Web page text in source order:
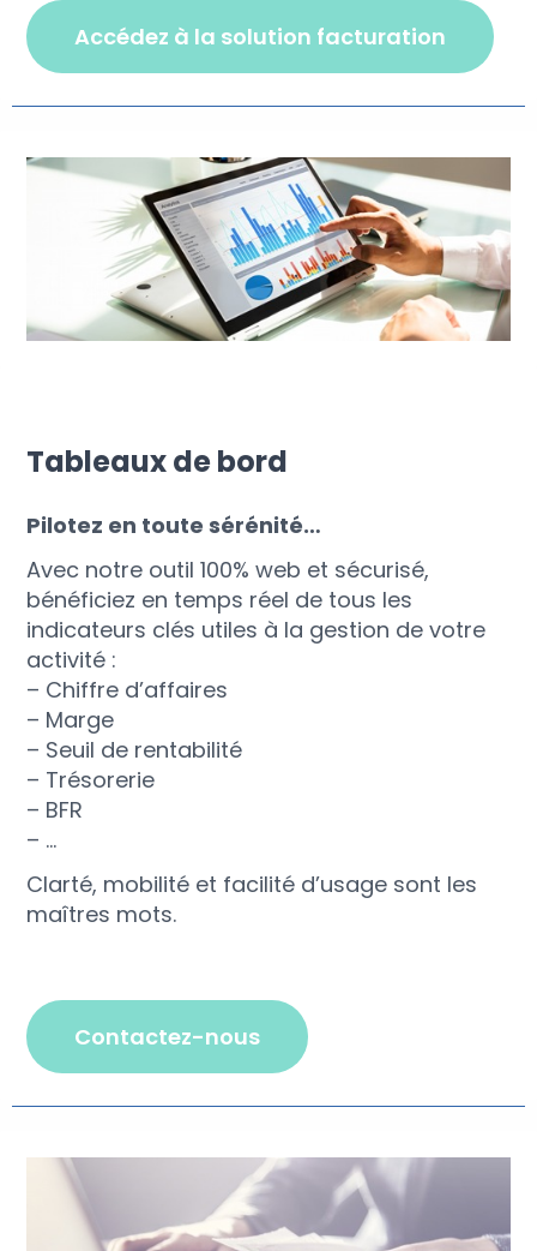
accédez à la solution facturation
Tableaux de bord
Pilotez en toute sérénité…
Avec notre outil 100% web et sécurisé,
bénéficiez en temps réel de tous les
indicateurs clés utiles à la gestion de votre
activité :
– Chiffre d’affaires
– Marge
– Seuil de rentabilité
– Trésorerie
– BFR
– …
Clarté, mobilité et facilité d’usage sont les
maîtres mots.
contactez-nous